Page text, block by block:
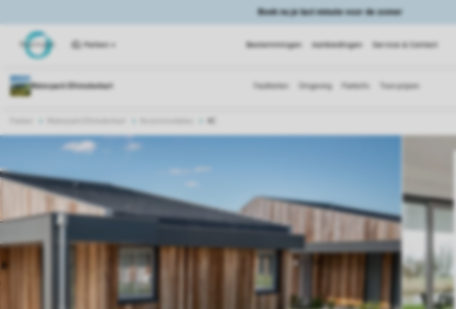
Boek nu je last minute voor de zomer
Parken Bestemmingen Aanbiedingen Service & Contact